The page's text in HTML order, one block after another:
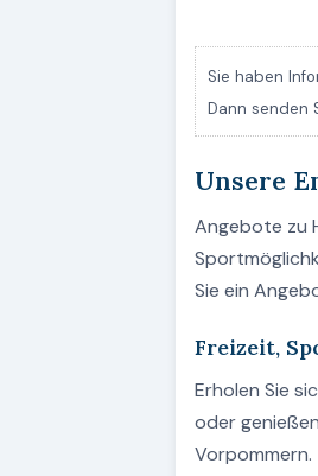
Sie haben
Dann senden
Unsere
Angebote zu
Sie ein
Freizeit,
Erholen Sie
oder
Vorpommern.